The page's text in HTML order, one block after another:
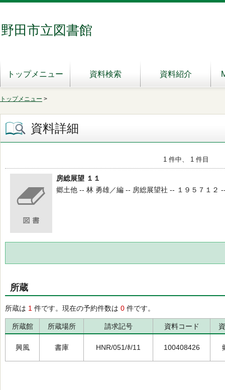
野田市立図書館
トップメニュー 資料検索 資料紹介
トップメニュー >
資料詳細
1 件中、 1 件目
房総展望 １１
郷土他 -- 林 勇雄／編 -- 房総展望社 -- １９５７１２
所蔵
所蔵は 1 件です。現在の予約件数は 0 件です。
所蔵館 所蔵場所 請求記号 資料コード
興風 書庫 HNR/051/ﾎ/11 100408426